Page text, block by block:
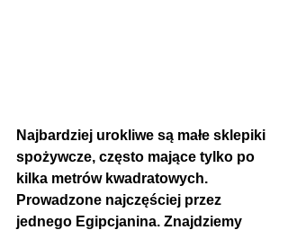
Najbardziej urokliwe są małe sklepiki
spożywcze, często mające tylko po
kilka metrów kwadratowych.
Prowadzone najczęściej przez
jednego Egipcjanina. Znajdziemy